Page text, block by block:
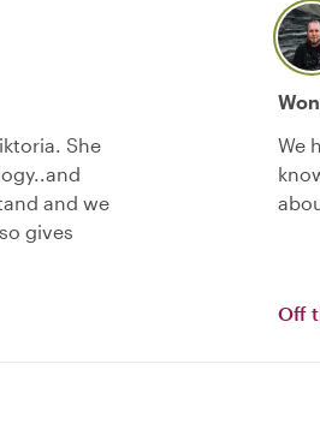
She
and we
gives
We
Off